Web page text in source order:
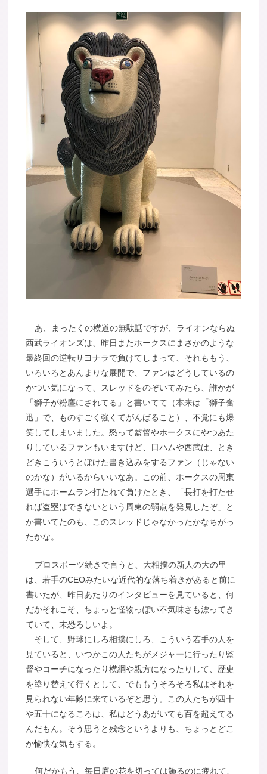
あ、まったくの横道の無駄話ですが、ライオンならぬ
西武ライオンズは、昨日またホークスにまさかのような
最終回の逆転サヨナラで負けてしまって、それももう、
いろいろとあんまりな展開で、ファンはどうしているの
かつい気になって、スレッドをのぞいてみたら、誰かが
「獅子が粉塵にされてる」と書いてて（本来は「獅子奮
迅」で、ものすごく強くてがんばること）、不覚にも爆
笑してしまいました。怒って監督やホークスにやつあた
りしているファンもいますけど、日ハムや西武は、とき
どきこういうとぼけた書き込みをするファン（じゃない
のかな）がいるからいいなあ。この前、ホークスの周東
選手にホームラン打たれて負けたとき、「長打を打たせ
れば盗塁はできないという周東の弱点を発見したぞ」と
か書いてたのも、このスレッドじゃなかったかなちがっ
たかな。
プロスポーツ続きで言うと、大相撲の新人の大の里
は、若手のCEOみたいな近代的な落ち着きがあると前に
書いたが、昨日あたりのインタビューを見ていると、何
だかそれこそ、ちょっと怪物っぽい不気味さも漂ってき
ていて、末恐ろしいよ。
そして、野球にしろ相撲にしろ、こういう若手の人を
見ていると、いつかこの人たちがメジャーに行ったり監
督やコーチになったり横綱や親方になったりして、歴史
を塗り替えて行くとして、でももうそろそろ私はそれを
見られない年齢に来ているぞと思う。この人たちが四十
や五十になるころは、私はどうあがいても百を超えてる
んだもん。そう思うと残念というよりも、ちょっとどこ
か愉快な気もする。
何だかもう、毎日庭の花を切っては飾るのに疲れて、